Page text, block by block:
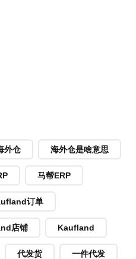
外仓 海外仓是啥意思
马帮ERP
订单
店铺 Kaufland
代发货 一件代发